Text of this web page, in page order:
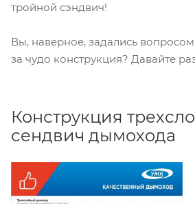
тройной сэндвич!
Вы, наверное, задались
за чудо конструкция? Давайте
Конструкция
сендвич дымохода